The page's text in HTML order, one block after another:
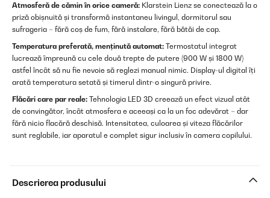
Atmosferă de cămin în orice cameră: Klarstein Lienz se conectează la o
priză obișnuită și transformă instantaneu livingul, dormitorul sau
sufrageria – fără coș de fum, fără instalare, fără bătăi de cap.
Temperatura preferată, menținută automat: Termostatul integrat
lucrează împreună cu cele două trepte de putere (900 W și 1800 W)
astfel încât să nu fie nevoie să reglezi manual nimic. Display-ul digital îți
arată temperatura setată și timerul dintr-o singură privire.
Flăcări care par reale: Tehnologia LED 3D creează un efect vizual atât
de convingător, încât atmosfera e aceeași ca la un foc adevărat – dar
fără nicio flacără deschisă. Intensitatea, culoarea și viteza flăcărilor
sunt reglabile, iar aparatul e complet sigur inclusiv în camera copilului.
Descrierea produsului